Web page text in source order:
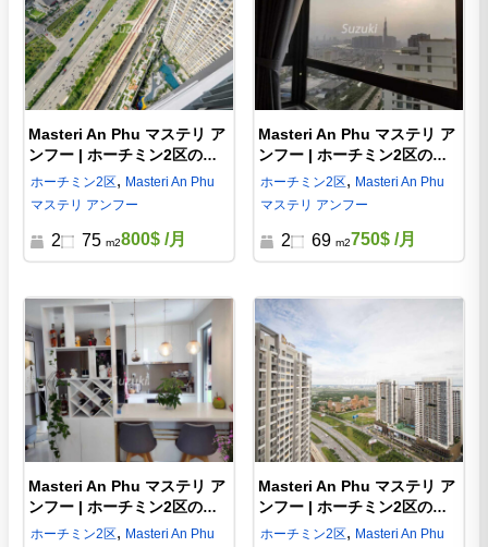
Masteri An Phu マステリ ア
ンフー | ホーチミン2区の賃
貸 2ベッド | MAP193804
ホーチミン2区, Masteri An Phu
マステリ アンフー
2 75 m2800$ /月
Masteri An Phu マステリ ア
ンフー | ホーチミン2区の賃
貸 2ベッド | MA886828
ホーチミン2区, Masteri An Phu
マステリ アンフー
2 69 m2750$ /月
Masteri An Phu マステリ ア
ンフー | ホーチミン2区の賃
貸 2ベッド | MA763429
ホーチミン2区, Masteri An Phu
Masteri An Phu マステリ ア
ンフー | ホーチミン2区の賃
貸 2ベッド | MA092396
ホーチミン2区, Masteri An Phu